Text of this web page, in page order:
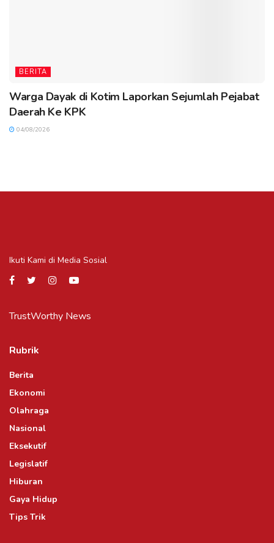
BERITA
Warga Dayak di Kotim Laporkan Sejumlah Pejabat
Daerah Ke KPK
04/08/2026
Ikuti Kami di Media Sosial
TrustWorthy News
Rubrik
Berita
Ekonomi
Olahraga
Nasional
Eksekutif
Legislatif
Hiburan
Gaya Hidup
Tips Trik